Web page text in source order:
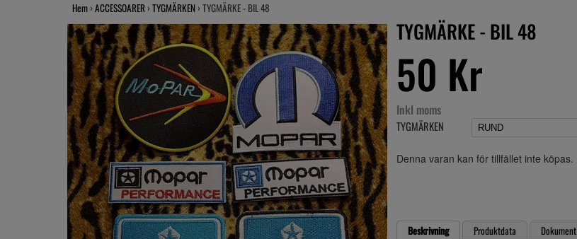
Hem ›ACCESSOARER ›TYGMÄRKEN › TYGMÄRKE - BIL 48
TYGMÄRKE - BIL 48
50 Kr
Inkl moms
TYGMÄRKEN
Denna varan kan för tillfället inte köpas.
Beskrivning Produktdata Dokument